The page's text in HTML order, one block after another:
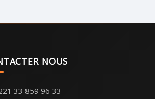
NOUS
33 859 96 33